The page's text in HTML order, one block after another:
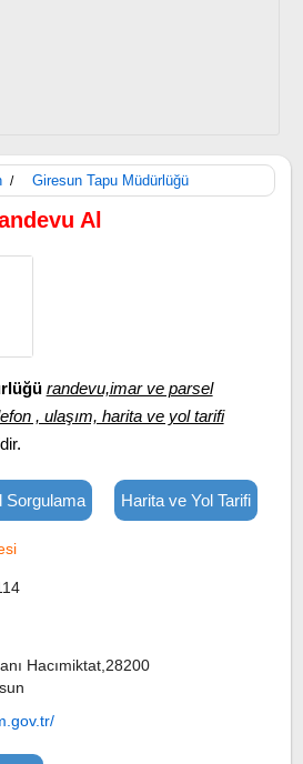
/ Giresun Tapu Müdürlüğü
Al
randevu,imar ve parsel
, ulaşım, harita ve yol tarifi
Sorgulama Harita ve Yol Tarifi
Hacımiktat,28200